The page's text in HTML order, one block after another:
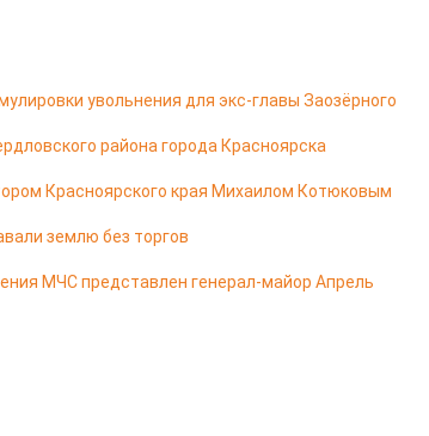
увольнения для экс-главы Заозёрного
района города Красноярска
Красноярского края Михаилом Котюковым
землю без торгов
МЧС представлен генерал-майор Апрель